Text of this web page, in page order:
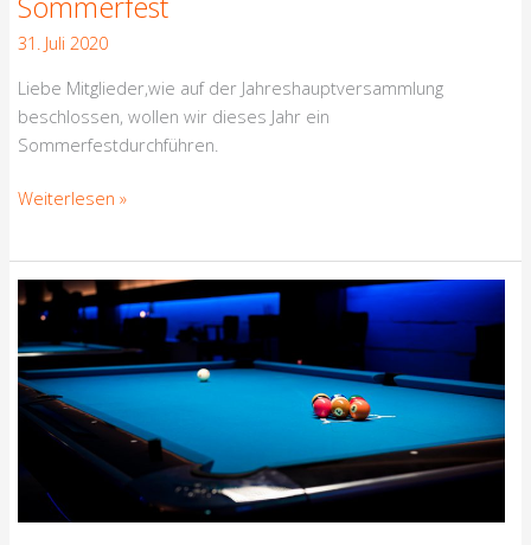
31. Juli 2020
Liebe Mitglieder,wie auf der Jahreshauptversammlung
beschlossen, wollen wir dieses Jahr ein
Sommerfestdurchführen.
Weiterlesen »
Jahreshauptversammlung
2020